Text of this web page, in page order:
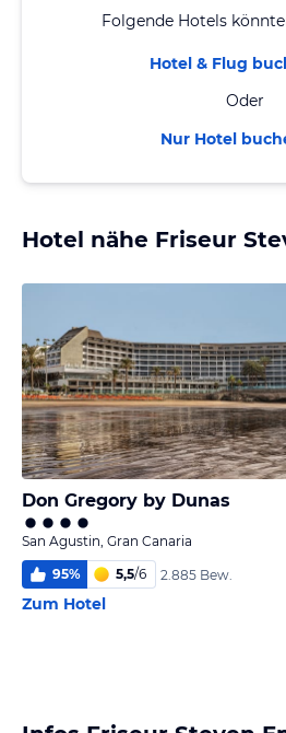
Folgende Hotels
Hotel & Flug
Oder
Nur Hotel
Hotel nähe Friseur
Don Gregory by Dunas
San Agustin, Gran Canaria
95% 5,5/6 2.885 Bew.
Zum Hotel